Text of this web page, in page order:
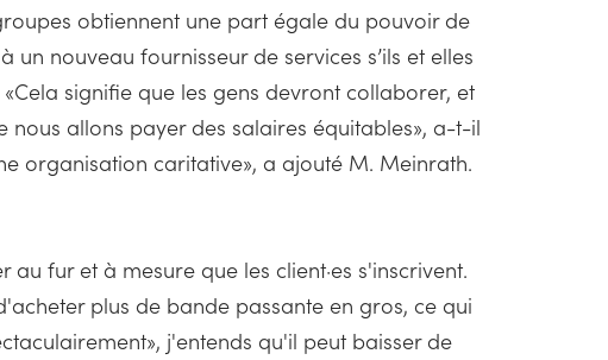
obtiennent une part égale du pouvoir de
nouveau fournisseur de services s’ils et elles
signifie que les gens devront collaborer, et
allons payer des salaires équitables», a-t-il
organisation caritative», a ajouté M. Meinrath.
fur et à mesure que les client·es s'inscrivent.
plus de bande passante en gros, ce qui
j'entends qu'il peut baisser de